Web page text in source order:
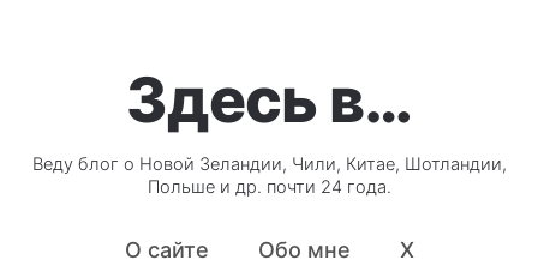
Здесь в…
Веду блог о Новой Зеландии, Чили, Китае, Шотландии,
Польше и др. почти 24 года.
О сайте Обо мне X